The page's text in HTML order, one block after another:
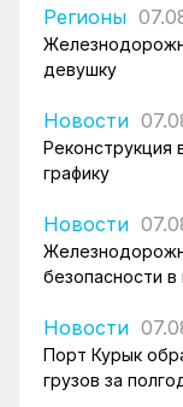
Регионы
девушку
Новости
Реконструкция
графику
Новости
безопасности в
Новости
Порт Курык
грузов за